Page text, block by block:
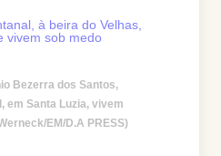
Bezerra dos Santos,
em Santa Luzia, vivem
EM/D.A PRESS)